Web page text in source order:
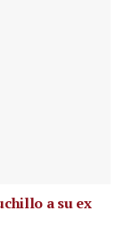
a su ex